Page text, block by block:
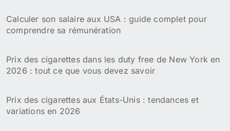
:Calculer son salaire aux USA : guide complet pour
comprendre sa rémunération
Prix des cigarettes dans les duty free de New York en
2026 : tout ce que vous devez savoir
Prix des cigarettes aux États-Unis : tendances et
variations en 2026